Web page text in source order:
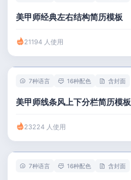
美甲师经典左右结构简历模板
21194 人使用
7种语言 16种配色 含封面
美甲师线条风上下分栏简历模板
23224 人使用
7种语言 16种配色 含封面